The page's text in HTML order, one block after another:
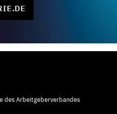
des Arbeitgeberverbandes